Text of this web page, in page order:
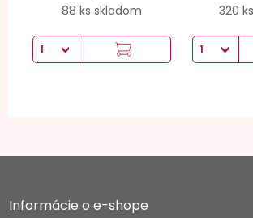
88 ks skladom
320
Informácie o e-shope